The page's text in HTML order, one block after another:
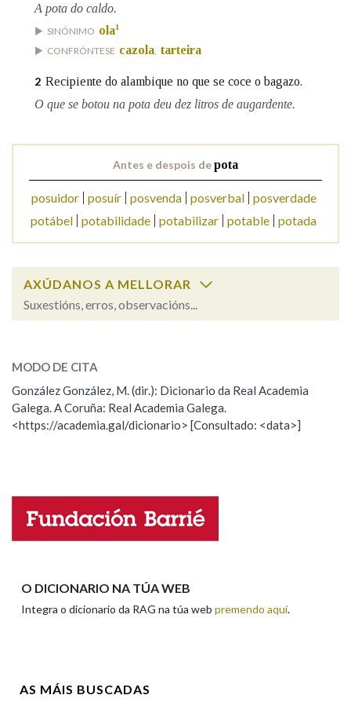
Na fraseoloxía
OUTRAS OPCIÓNS DE BUSCA
Marcas gramaticais
Pertence a
A pota do caldo.
SINÓNIMO ola1
CONFRÓNTESE cazola, tarteira
2 Recipiente do alambique no que se coce o bagazo.
O que se botou na pota deu dez litros de augardente.
Antes e despois depota
posuidor posuír posvenda posverbal
posverdade
potábel potabilidade potabilizar potable potada
AXÚDANOS A MELLORAR
Suxestións, erros, observacións...
pota (molusco)
pota (recipiente)
ESCOLLE UNHA OPCIÓN:
Propoño mellorar a definición
Falta unha voz
MODO DE CITA
González González, M. (dir.): Dicionario da Real Academia
Galega. A Coruña: Real Academia Galega.
<https://academia.gal/dicionario> [Consultado: <data>]
O DICIONARIO NA TÚA WEB
Integra o dicionario da RAG na túa web premendo aquí.
AS MÁIS BUSCADAS